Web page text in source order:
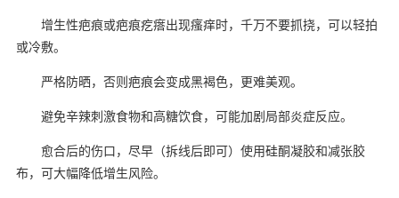
增生性疤痕或疤痕疙瘩出现瘙痒时，千万不要抓挠，可以轻拍
或冷敷。
严格防晒，否则疤痕会变成黑褐色，更难美观。
避免辛辣刺激食物和高糖饮食，可能加剧局部炎症反应。
愈合后的伤口，尽早（拆线后即可）使用硅酮凝胶和减张胶
布，可大幅降低增生风险。